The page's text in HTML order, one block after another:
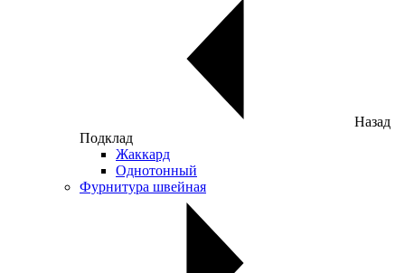
Назад
Подклад
Жаккард
Однотонный
Фурнитура швейная